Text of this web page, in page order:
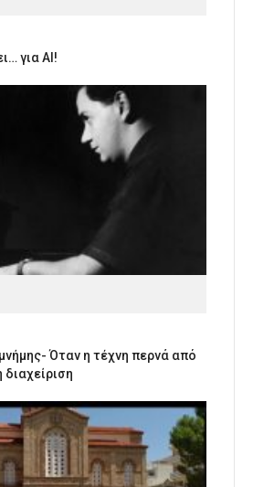
για AI!
Όταν η τέχνη περνά από